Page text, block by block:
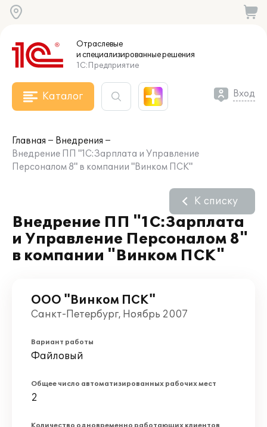
Отраслевые
и специализированныерешения
1С:Предприятие
Каталог Вход
Главная
Внедрения
Внедрение ПП "1С:Зарплата и Управление
Персоналом 8" в компании "Винком ПСК"
Внедрение ПП "1С:Зарплата
и Управление Персоналом 8"
в компании "Винком ПСК"
К списку
ООО "Винком ПСК"
Санкт-Петербург, Ноябрь 2007
Вариант работы
Файловый
Общее число автоматизированных рабочих мест
2